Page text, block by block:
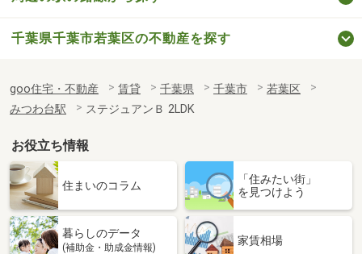
千葉県千葉市若葉区の不動産を探す
goo住宅・不動産 賃貸 千葉県 千葉市
若葉区
みつわ台駅
ステジュアンＢ 2LDK
お役立ち情報
住まいのコラム
「住みたい街」
を見つけよう
暮らしのデータ
(補助金・助成金情報)
家賃相場